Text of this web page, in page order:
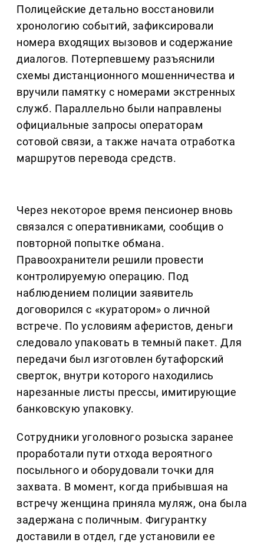
Полицейские детально восстановили
хронологию событий, зафиксировали
номера входящих вызовов и содержание
диалогов. Потерпевшему разъяснили
схемы дистанционного мошенничества и
вручили памятку с номерами экстренных
служб. Параллельно были направлены
официальные запросы операторам
сотовой связи, а также начата отработка
маршрутов перевода средств.
Через некоторое время пенсионер вновь
связался с оперативниками, сообщив о
повторной попытке обмана.
Правоохранители решили провести
контролируемую операцию. Под
наблюдением полиции заявитель
договорился с «куратором» о личной
встрече. По условиям аферистов, деньги
следовало упаковать в темный пакет. Для
передачи был изготовлен бутафорский
сверток, внутри которого находились
нарезанные листы прессы, имитирующие
банковскую упаковку.
Сотрудники уголовного розыска заранее
проработали пути отхода вероятного
посыльного и оборудовали точки для
захвата. В момент, когда прибывшая на
встречу женщина приняла муляж, она была
задержана с поличным. Фигурантку
доставили в отдел, где установили ее